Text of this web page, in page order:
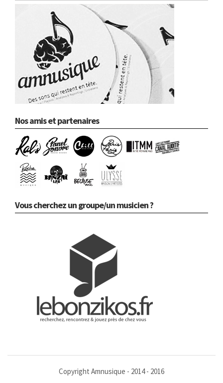
Nos amis et partenaires
Vous cherchez un groupe/un musicien ?
Copyright Amnusique - 2014 - 2016